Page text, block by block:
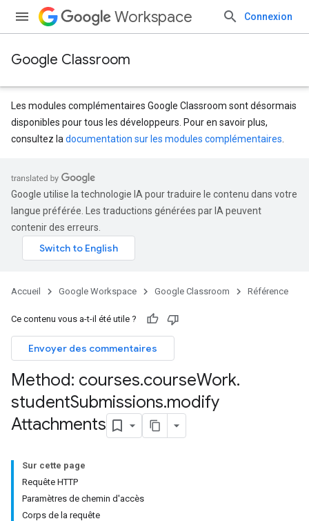
Workspace Connexion
Google Classroom
Les modules complémentaires Google Classroom sont désormais
disponibles pour tous les développeurs. Pour en savoir plus,
consultez la documentation sur les modules complémentaires
Google utilise la technologie IA pour traduire le contenu dans votre
langue préférée. Les traductions générées par IA peuvent
contenir des erreurs.
Accueil Google Workspace Google Classroom Référence
Ce contenu vous a-t-il été utile ?
Envoyer des commentaires
Method: courses.courseWork.
studentSubmissions.modify
Attachments
Sur cette page
Requête HTTP
Paramètres de chemin d'accès
Corps de la requête